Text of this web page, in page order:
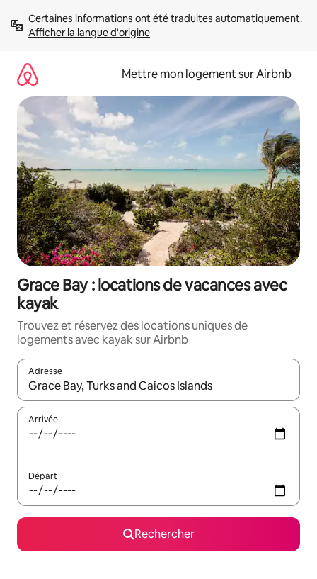
directement
Afficher la langue d'origine
Mettre mon logement sur Airbnb
Grace Bay : locations de vacances avec
kayak
Trouvez et réservez des locations uniques de
logements avec kayak sur Airbnb
Adresse
Lorsque les résultats s'affichent, utilisez les flèches vers le
Arrivée
Départ
Rechercher